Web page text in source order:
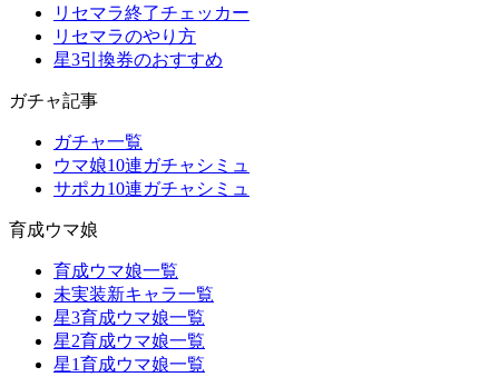
リセマラ終了チェッカー
リセマラのやり方
星3引換券のおすすめ
ガチャ記事
ガチャ一覧
ウマ娘10連ガチャシミュ
サポカ10連ガチャシミュ
育成ウマ娘
育成ウマ娘一覧
未実装新キャラ一覧
星3育成ウマ娘一覧
星2育成ウマ娘一覧
星1育成ウマ娘一覧